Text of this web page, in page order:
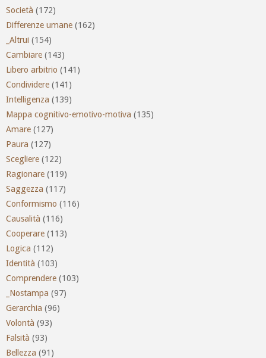
Società (172)
Differenze umane (162)
_Altrui (154)
Cambiare (143)
Libero arbitrio (141)
Condividere (141)
Intelligenza (139)
Mappa cognitivo-emotivo-motiva (135)
Amare (127)
Paura (127)
Scegliere (122)
Ragionare (119)
Saggezza (117)
Conformismo (116)
Causalità (116)
Cooperare (113)
Logica (112)
Identità (103)
Comprendere (103)
_Nostampa (97)
Gerarchia (96)
Volontà (93)
Falsità (93)
Bellezza (91)